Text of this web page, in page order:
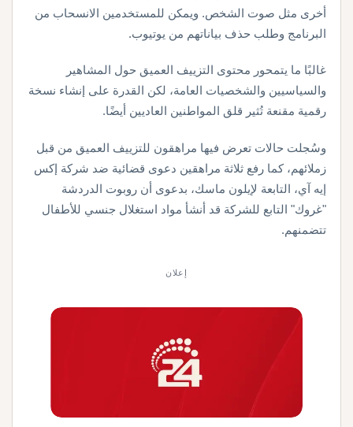
أخرى مثل صوت الشخص. ويمكن للمستخدمين الانسحاب من
البرنامج وطلب حذف بياناتهم من يوتيوب.
غالبًا ما يتمحور محتوى التزييف العميق حول المشاهير
والسياسيين والشخصيات العامة، لكن القدرة على إنشاء نسخة
رقمية مقنعة تُثير قلق المواطنين العاديين أيضًا.
وسُجلت حالات تعرض فيها مراهقون للتزييف العميق من قبل
زملائهم، كما رفع ثلاثة مراهقين دعوى قضائية ضد شركة إكس
إيه آي، التابعة لإيلون ماسك، بدعوى أن روبوت الدردشة
"غروك" التابع للشركة قد أنشأ مواد استغلال جنسي للأطفال
تتضمنهم.
إعلان